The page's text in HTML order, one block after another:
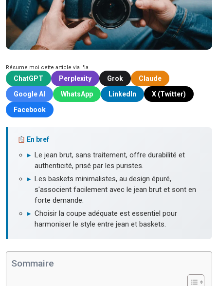
Résume moi cette article via l'ia
ChatGPT Perplexity Grok
Claude
Google AI
WhatsApp LinkedIn
X (Twitter)
Facebook
En bref
▸ Le jean brut, sans traitement, offre durabilité et
authenticité, prisé par les puristes.
▸ Les baskets minimalistes, au design épuré,
s'associent facilement avec le jean brut et sont en
forte demande.
▸ Choisir la coupe adéquate est essentiel pour
harmoniser le style entre jean et baskets.
Sommaire